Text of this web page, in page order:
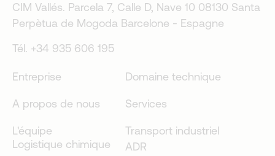
CIM Vallés. Parcela 7, Calle D, Nave 10 08130 Santa
Perpètua de Mogoda Barcelone - Espagne
Tél. +34 935 606 195
Entreprise
A propos de nous
L'équipe
Domaine technique
Services
Transport industriel
ADR
Logistique chimique